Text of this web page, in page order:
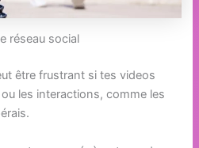
réseau social
être frustrant si tes videos
les interactions, comme les